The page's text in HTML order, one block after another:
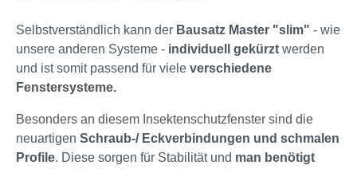
Selbstverständlich kann der Bausatz Master "slim" - wie
unsere anderen Systeme - individuell gekürzt werden
und ist somit passend für viele verschiedene
Fenstersysteme.
Besonders an diesem Insektenschutzfenster sind die
neuartigen Schraub-/ Eckverbindungen und schmalen
Profile. Diese sorgen für Stabilität und man benötigt